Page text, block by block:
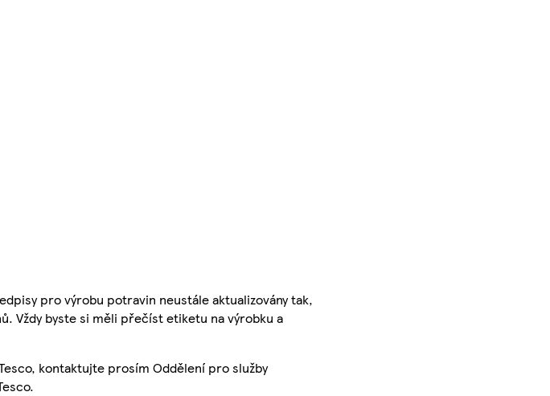
pro výrobu potravin neustále aktualizovány tak,
Vždy byste si měli přečíst etiketu na výrobku a
kontaktujte prosím Oddělení pro služby